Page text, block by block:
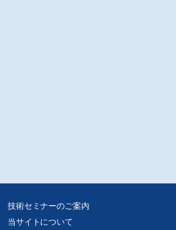
技術セミナーのご案内
当サイトについて